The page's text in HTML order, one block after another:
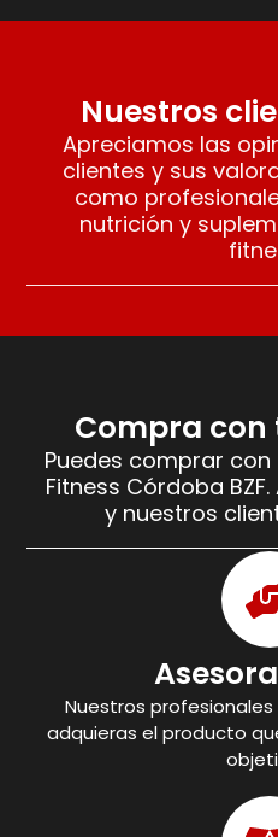
Nuestros
Apreciamos las
clientes y sus
como
nutrición y
Compra
Puedes comprar
Fitness Córdoba
y nuestros
Nuestros
adquieras el producto